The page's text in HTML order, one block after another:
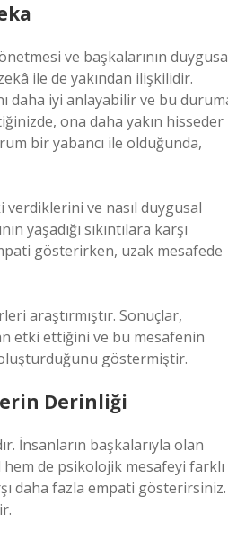
ve başkalarının
ile de yakından ilişkilidir.
daha iyi anlayabilir ve bu
ona daha yakın hisseder
bir yabancı ile olduğunda,
ve nasıl duygusal
sıkıntılara karşı
gösterirken, uzak mesafede
araştırmıştır. Sonuçlar,
etki ettiğini ve bu mesafenin
göstermiştir.
Derinliği
İnsanların başkalarıyla olan
de psikolojik mesafeyi farklı
daha fazla empati gösterirsiniz.